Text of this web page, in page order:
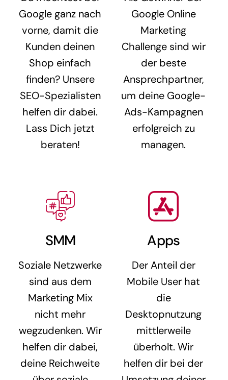
Google ganz nach
vorne, damit die
Kunden deinen
Shop einfach
finden? Unsere
SEO-Spezialisten
helfen dir dabei.
Lass Dich jetzt
beraten!
Google Online
Marketing
Challenge sind wir
der beste
Ansprechpartner,
um deine Google-
Ads-Kampagnen
erfolgreich zu
managen.
SMM
Soziale Netzwerke
sind aus dem
Marketing Mix
nicht mehr
wegzudenken. Wir
helfen dir dabei,
deine Reichweite
Apps
Der Anteil der
Mobile User hat
die
Desktopnutzung
mittlerweile
überholt. Wir
helfen dir bei der